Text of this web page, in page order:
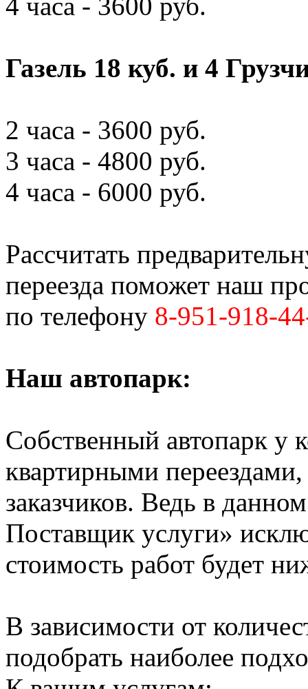
4 часа - 3600 руб.
Газель 18 куб. и 4
2 часа - 3600 руб.
3 часа - 4800 руб.
4 часа - 6000 руб.
Рассчитать
переезда поможет наш
по телефону 8-951-918-
Наш автопарк:
Собственный автопарк у
квартирными
заказчиков. Ведь в
Поставщик услуги»
стоимость работ будет
В зависимости от
подобрать наиболее